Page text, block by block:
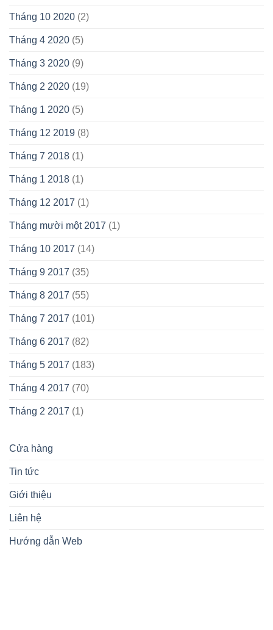
Tháng 10 2020 (2)
Tháng 4 2020 (5)
Tháng 3 2020 (9)
Tháng 2 2020 (19)
Tháng 1 2020 (5)
Tháng 12 2019 (8)
Tháng 7 2018 (1)
Tháng 1 2018 (1)
Tháng 12 2017 (1)
Tháng mười một 2017 (1)
Tháng 10 2017 (14)
Tháng 9 2017 (35)
Tháng 8 2017 (55)
Tháng 7 2017 (101)
Tháng 6 2017 (82)
Tháng 5 2017 (183)
Tháng 4 2017 (70)
Tháng 2 2017 (1)
Cửa hàng
Tin tức
Giới thiệu
Liên hệ
Hướng dẫn Web